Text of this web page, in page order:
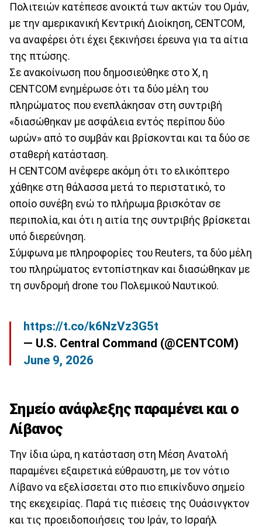
Πολιτειών κατέπεσε ανοικτά των ακτών του Ομάν,
με την αμερικανική Κεντρική Διοίκηση, CENTCOM,
να αναφέρει ότι έχει ξεκινήσει έρευνα για τα αίτια
της πτώσης.
Σε ανακοίνωση που δημοσιεύθηκε στο X, η
CENTCOM ενημέρωσε ότι τα δύο μέλη του
πληρώματος που ενεπλάκησαν στη συντριβή
«διασώθηκαν με ασφάλεια εντός περίπου δύο
ωρών» από το συμβάν και βρίσκονται και τα δύο σε
σταθερή κατάσταση.
Η CENTCOM ανέφερε ακόμη ότι το ελικόπτερο
χάθηκε στη θάλασσα μετά το περιστατικό, το
οποίο συνέβη ενώ το πλήρωμα βρισκόταν σε
περιπολία, και ότι η αιτία της συντριβής βρίσκεται
υπό διερεύνηση.
Σύμφωνα με πληροφορίες του Reuters, τα δύο μέλη
του πληρώματος εντοπίστηκαν και διασώθηκαν με
τη συνδρομή drone του Πολεμικού Ναυτικού.
https://t.co/k6NzVz3G5t
— U.S. Central Command (@CENTCOM)
June 9, 2026
Σημείο ανάφλεξης παραμένει και ο
Λίβανος
Την ίδια ώρα, η κατάσταση στη Μέση Ανατολή
παραμένει εξαιρετικά εύθραυστη, με τον νότιο
Λίβανο να εξελίσσεται στο πιο επικίνδυνο σημείο
της εκεχειρίας. Παρά τις πιέσεις της Ουάσινγκτον
και τις προειδοποιήσεις του Ιράν, το Ισραήλ